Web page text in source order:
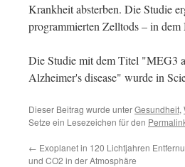
Krankheit absterben. Die Studie
programmierten Zelltods – in
Die Studie mit dem Titel "MEG3
Alzheimer's disease" wurde in
Dieser Beitrag wurde unterGesundheit,
Setze ein Lesezeichen für den
← Exoplanet in 120 Lichtjahren
und CO2 in der Atmosphäre